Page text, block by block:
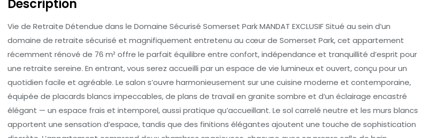
Description
Vie de Retraite Détendue dans le Domaine Sécurisé Somerset Park MANDAT EXCLUSIF Situé au sein d’un
domaine de retraite sécurisé et magnifiquement entretenu au cœur de Somerset Park, cet appartement
récemment rénové de 76 m² offre le parfait équilibre entre confort, indépendance et tranquillité d’esprit pour
une retraite sereine. En entrant, vous serez accueilli par un espace de vie lumineux et ouvert, conçu pour un
quotidien facile et agréable. Le salon s’ouvre harmonieusement sur une cuisine moderne et contemporaine,
équipée de placards blancs impeccables, de plans de travail en granite sombre et d’un éclairage encastré
élégant — un espace frais et intemporel, aussi pratique qu’accueillant. Le sol carrelé neutre et les murs blancs
apportent une sensation d’espace, tandis que des finitions élégantes ajoutent une touche de sophistication